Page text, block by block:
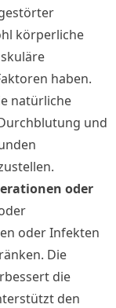
körperliche
haben.
natürliche
und
oder
oder Infekten
Die
die
den